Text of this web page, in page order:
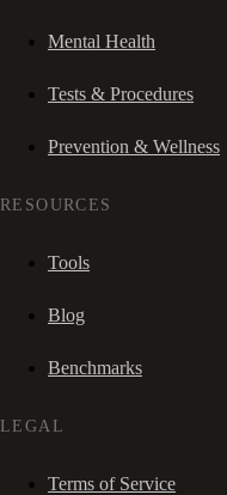
Mental Health
Tests & Procedures
Prevention & Wellness
RESOURCES
Tools
Blog
Benchmarks
LEGAL
Terms of Service